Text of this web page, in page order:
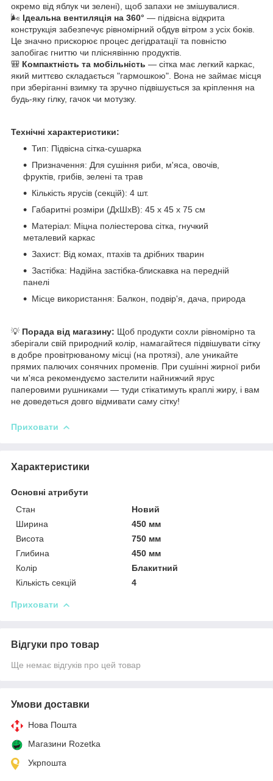
окремо від яблук чи зелені), щоб запахи не змішувалися.
🌬️ Ідеальна вентиляція на 360° — підвісна відкрита
конструкція забезпечує рівномірний обдув вітром з усіх боків.
Це значно прискорює процес дегідратації та повністю
запобігає гниттю чи пліснявінню продуктів.
🎒 Компактність та мобільність — сітка має легкий каркас,
який миттєво складається "гармошкою". Вона не займає місця
при зберіганні взимку та зручно підвішується за кріплення на
будь-яку гілку, гачок чи мотузку.
Технічні характеристики:
Тип: Підвісна сітка-сушарка
Призначення: Для сушіння риби, м'яса, овочів,
фруктів, грибів, зелені та трав
Кількість ярусів (секцій): 4 шт.
Габаритні розміри (ДхШхВ): 45 х 45 х 75 см
Матеріал: Міцна поліестерова сітка, гнучкий
металевий каркас
Захист: Від комах, птахів та дрібних тварин
Застібка: Надійна застібка-блискавка на передній
панелі
Місце використання: Балкон, подвір'я, дача, природа
💡 Порада від магазину: Щоб продукти сохли рівномірно та
зберігали свій природний колір, намагайтеся підвішувати сітку
в добре провітрюваному місці (на протязі), але уникайте
прямих палючих сонячних променів. При сушінні жирної риби
чи м'яса рекомендуємо застелити найнижчий ярус
паперовими рушниками — туди стікатимуть краплі жиру, і вам
не доведеться довго відмивати саму сітку!
Приховати
Характеристики
Основні атрибути
Стан
Новий
Ширина
450 мм
Висота
750 мм
Глибина
450 мм
Колір
Блакитний
Кількість секцій
4
Приховати
Відгуки про товар
Ще немає відгуків про цей товар
Умови доставки
Нова Пошта
Магазини Rozetka
Укрпошта